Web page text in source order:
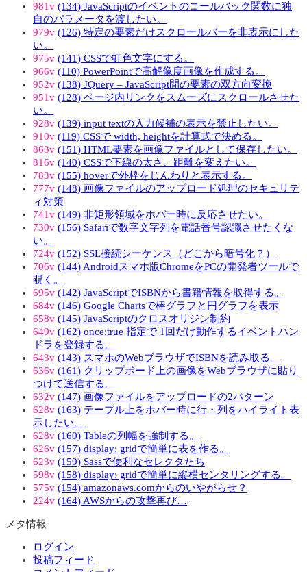
981v (134) JavaScriptのイベントのコールバック関数に独
自のパラメータを渡したい。
979v (126) 特定の要素だけスクロールバーを非表示にした
い。
975v (141) CSSで虹色文字にする。
966v (110) PowerPointで高解像度画像を作成する。
952v (138) JQuery – JavaScript間の要素の双方向変換
951v (128) ページ内リンクをスムーズにスクロールさせた
い。
928v (139) input textの入力候補の表示を禁止したい。
910v (119) CSSで width, heightを計算式で決める。
863v (151) HTML要素を画像ファイルとして保存したい。
816v (140) CSSで下線の太さ、距離を変えたい。
783v (155) hoverで外枠をじんわりと表示する。
777v (148) 画像ファイルのアップロード処理のセキュリテ
ィ対策
741v (149) 非矩形領域をホバー時に反応させたい。
730v (156) Safariで数字文字列を電話番号認識させたくな
い。
724v (152) SSL接続シーケンス（どこから暗号化？）
706v (144) Androidスマホ版ChromeをPCの開発者ツールで
覗く。
695v (142) JavaScriptでISBNから書籍情報を取得する。
684v (146) Google Chartsで棒グラフと円グラフを表示
658v (145) JavaScriptのクロスオリジン制約
649v (162) once:true 指定で 1回だけ動作するイベントハン
ドラを登録する。
643v (143) スマホのWebブラウザでISBNを読み取る。
636v (161) クリップボード上の画像をWebブラウザに貼り
つけて送信する。
632v (147) 画像ファイルをアップロードの2パターン
628v (163) テーブル上をホバー時に行・列をハイライト表
示したい。
628v (160) Tableの列幅を強制する。
626v (157) display: gridで簡単に表を作る。
623v (159) Sassで便利なセレクタたち
598v (158) display: gridで簡単に縦横センタリングする。
575v (154) amazonaws.comからのいやがらせ？
224v (164) AWSからの攻撃再び…
メタ情報
ログイン
投稿フィード